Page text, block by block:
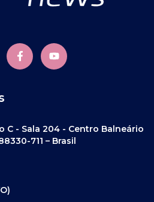
C - Sala 204 - Centro Balneário
711 – Brasil